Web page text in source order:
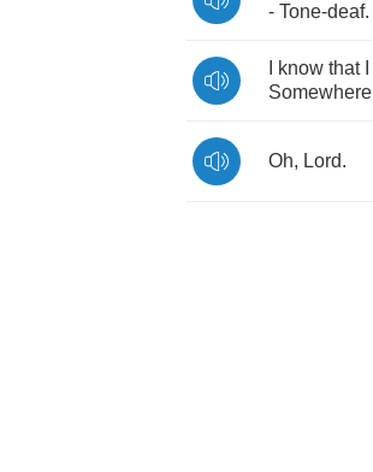
- Tone-deaf.
know that
Somewhere
Oh, Lord.